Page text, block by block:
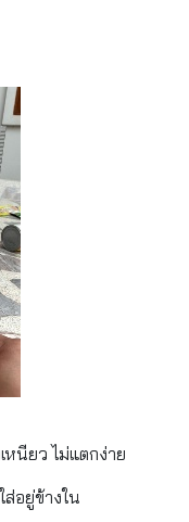
หนียว ไม่แตกง่าย
ส่อยู่ข้างใน